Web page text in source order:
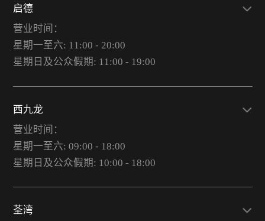
启德
营业时间：
星期一至六: 11:00 - 20:00
星期日及公众假期: 11:00 - 19:00
西九龙
营业时间：
星期一至六: 09:00 - 18:00
星期日及公众假期: 10:00 - 18:00
荃湾